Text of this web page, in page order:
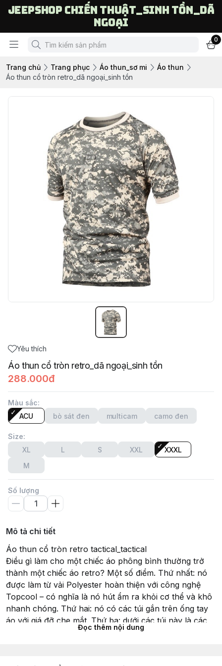
Jeepshop chiến thuật_sinh tồn_dã
ngoại
0
Trang chủ Trang phục Áo thun_sơ mi
Áo thun
Áo thun cổ tròn retro_dã ngoại_sinh tồn
Yêu thích
Áo thun cổ tròn retro_dã ngoại_sinh tồn
288.000đ
Màu sắc:
ACU
bò sát đen multicam camo đen
Size:
XL
L S XXL
XXXL
M
Số lượng
Mô tả chi tiết
Áo thun cổ tròn retro tactical_tactical
Điều gì làm cho một chiếc áo phông bình thường trở
thành một chiếc áo retro? Một số điểm. Thứ nhất: nó
được làm từ vải Polyester hoàn thiện với công nghệ
Topcool – có nghĩa là nó hút ẩm ra khỏi cơ thể và khô
nhanh chóng. Thứ hai: nó có các túi gắn trên ống tay
áo với giá đỡ che mắt. Thứ ba: dưới các túi này là các
tấm Velcro nhỏ phù hợp để cá nhân hóa. Ngay cả logo
Đọc thêm nội dung